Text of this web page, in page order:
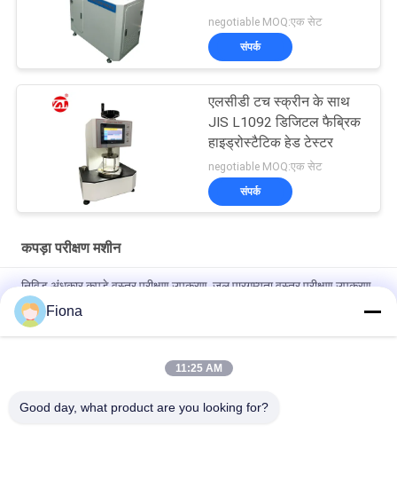
negotiable MOQ:एक सेट
संपर्क
एलसीडी टच स्क्रीन के साथ
JIS L1092 डिजिटल फैब्रिक
हाइड्रोस्टैटिक हेड टेस्टर
negotiable MOQ:एक सेट
संपर्क
कपड़ा परीक्षण मशीन
निविड़ अंधकार कपड़े वस्त्र परीक्षण उपकरण, जल पारगम्यता वस्त्र परीक्षण उपकरण
पूरी तरह से स्वचालित फैब्रिक एयर पारगम्यता परीक्षक, कोई मलिनकिरण और कोई
ऑक्सीकरण नहीं
ऑटोमैटिक नॉन-वेवन फैब्रिक रोलिंग मशीन∙ एज कंट्रोल सिस्टम के साथ∙ फैब्रिक
Fiona
11:25 AM
Good day, what product are you looking for?